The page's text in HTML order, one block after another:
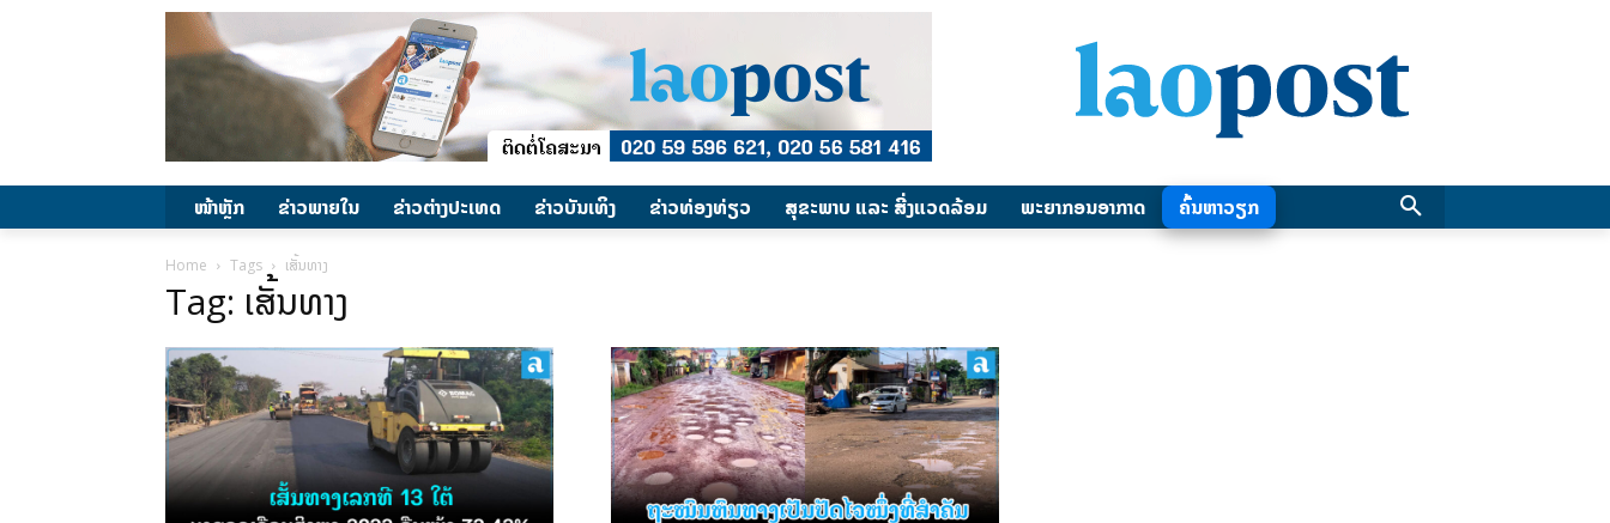
ໜ້າຫຼັກ ຂ່າວພາຍ​ໃນ ຂ່າວຕ່າງປະເທດ ​ຂ່າວບັນເທິງ ​ຂ່າວທ່ອງທ່ຽວ ສຸຂະພາບ ແລະ ສີ່ງແວດລ້ອມ ພະຍາກອນອາກາດ ຄົ້ນຫາວຽກ
Home Tags ເສັ້ນທາງ
Tag: ເສັ້ນທາງ